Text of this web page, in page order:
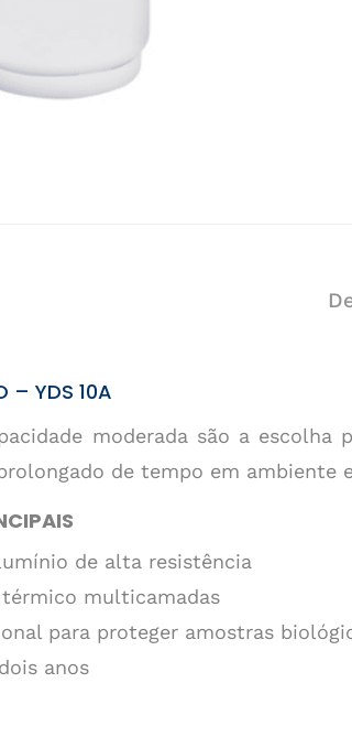
– YDS 10A
moderada são a
de tempo em ambiente
de alta resistência
multicamadas
para proteger amostras
anos